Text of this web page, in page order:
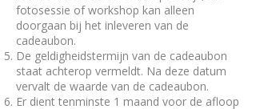
fotosessie of workshop kan alleen
doorgaan bij het inleveren van de
cadeaubon.
De geldigheidstermijn van de cadeaubon
staat achterop vermeldt. Na deze datum
vervalt de waarde van de cadeaubon.
Er dient tenminste 1 maand voor de afloop